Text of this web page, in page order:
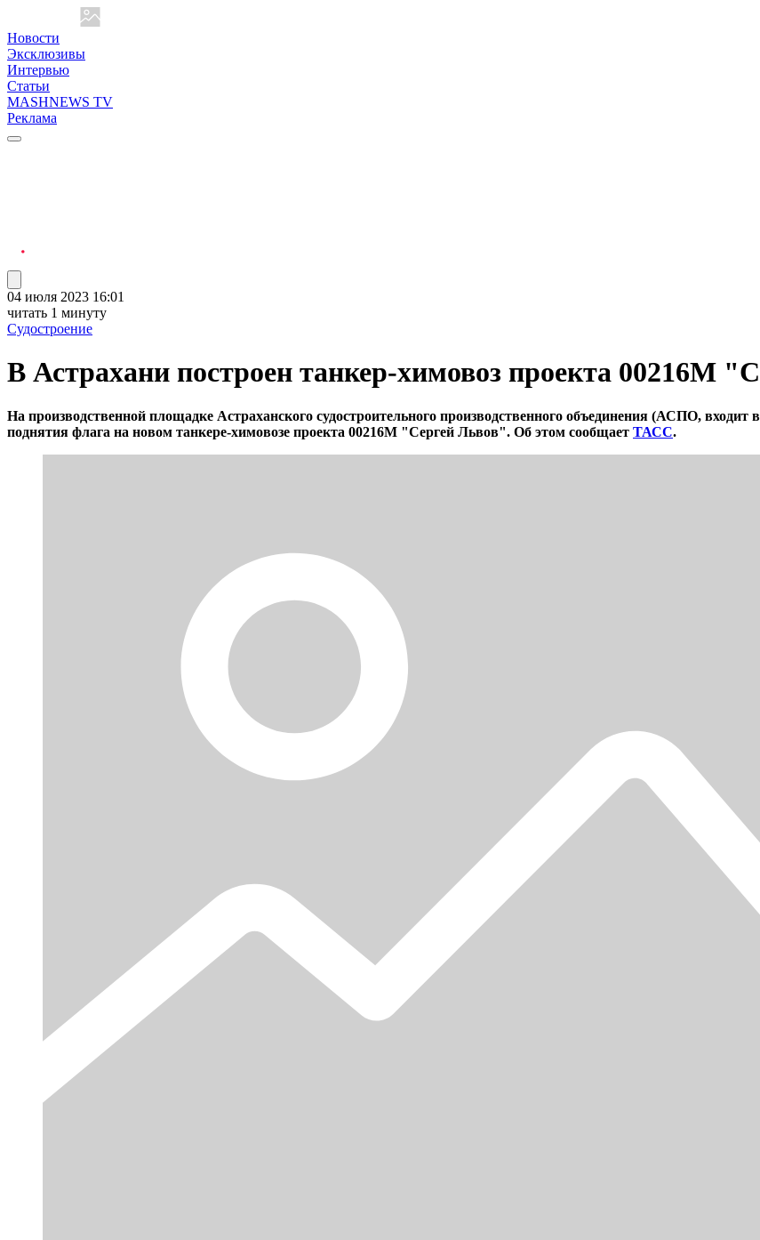
Новости
Эксклюзивы
Интервью
Статьи
MASHNEWS TV
Реклама
04 июля 2023 16:01
читать 1 минуту
Судостроение
В Астрахани построен танкер-химовоз проекта 00216М
На производственной площадке Астраханского судостроительного производственного объединения (АСПО,
поднятия флага на новом танкере-химовозе проекта 00216М "Сергей Львов". Об этом сообщает ТАСС.